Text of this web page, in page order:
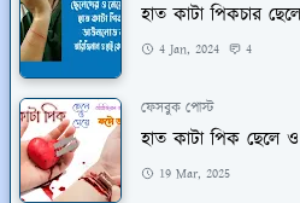
হাত কাটা পিকচার
4 Jan, 2024 4
ফেসবুক পোস্ট
হাত কাটা পিক ছেলে
19 Mar, 2025